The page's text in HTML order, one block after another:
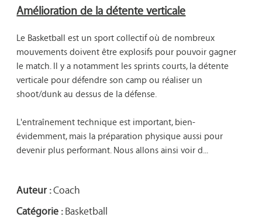
Amélioration de la détente verticale
Le Basketball est un sport collectif où de nombreux
mouvements doivent être explosifs pour pouvoir gagner
le match. Il y a notamment les sprints courts, la détente
verticale pour défendre son camp ou réaliser un
shoot/dunk au dessus de la défense.
L'entraînement technique est important, bien-
évidemment, mais la préparation physique aussi pour
devenir plus performant. Nous allons ainsi voir d...
Auteur :Coach
Catégorie :Basketball